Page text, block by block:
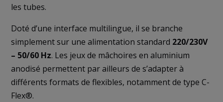
les tubes.
Doté d’une interface multilingue, il se branche
simplement sur une alimentation standard 220/230V
– 50/60 Hz. Les jeux de mâchoires en aluminium
anodisé permettent par ailleurs de s’adapter à
différents formats de flexibles, notamment de type C-
Flex®.